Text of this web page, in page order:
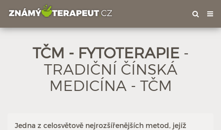
TČM - FYTOTERAPIE -
TRADIČNÍ ČÍNSKÁ
MEDICÍNA - TČM
Jedna z celosvětově nejrozšířenějších metod, jejíž